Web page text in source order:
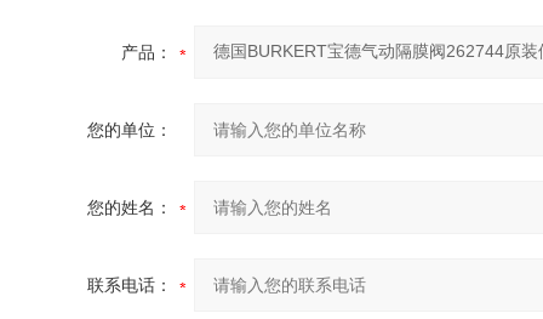
产品：
您的单位：
您的姓名：
联系电话：